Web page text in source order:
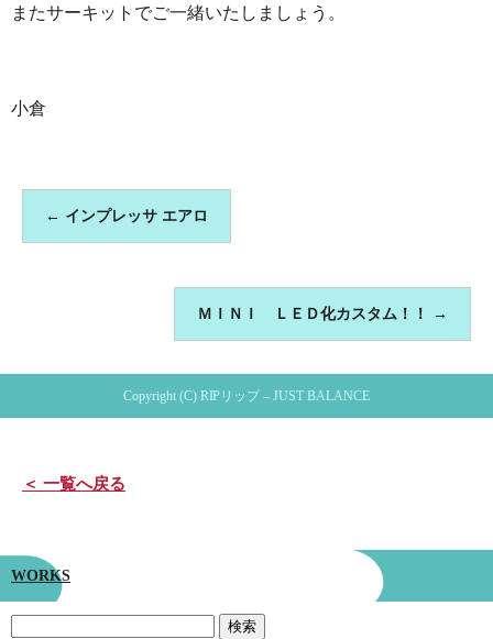
またサーキットでご一緒いたしましょう。
小倉
← インプレッサ エアロ
ＭＩＮＩ ＬＥＤ化カスタム！！ →
Copyright (C) RIPリップ – JUST BALANCE
＜ 一覧へ戻る
WORKS